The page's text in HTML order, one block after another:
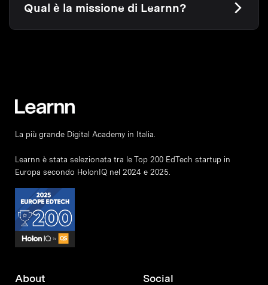
Qual è la missione di Learnn?
La più grande Digital Academy in Italia.
Learnn è stata selezionata tra le Top 200 EdTech startup in
Europa secondo HolonIQ nel 2024 e 2025.
About Social